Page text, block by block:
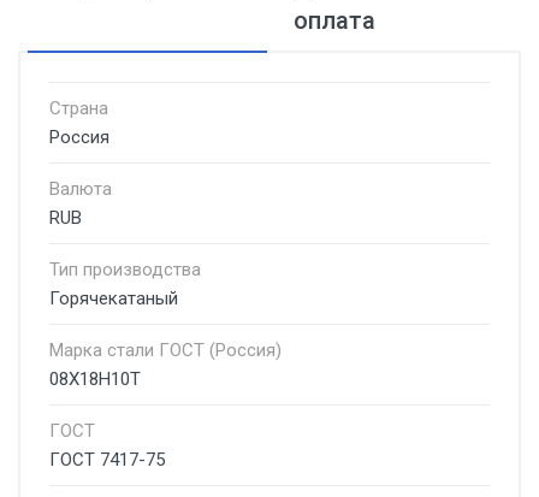
оплата
Страна
Россия
Валюта
RUB
Тип производства
Горячекатаный
Марка стали ГОСТ (Россия)
08Х18Н10Т
ГОСТ
ГОСТ 7417-75